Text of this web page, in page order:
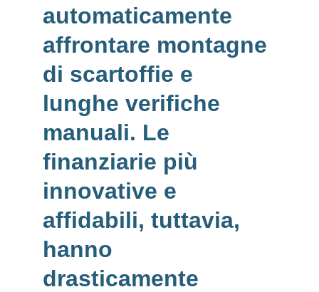
automaticamente
affrontare montagne
di scartoffie e
lunghe verifiche
manuali. Le
finanziarie più
innovative e
affidabili, tuttavia,
hanno
drasticamente